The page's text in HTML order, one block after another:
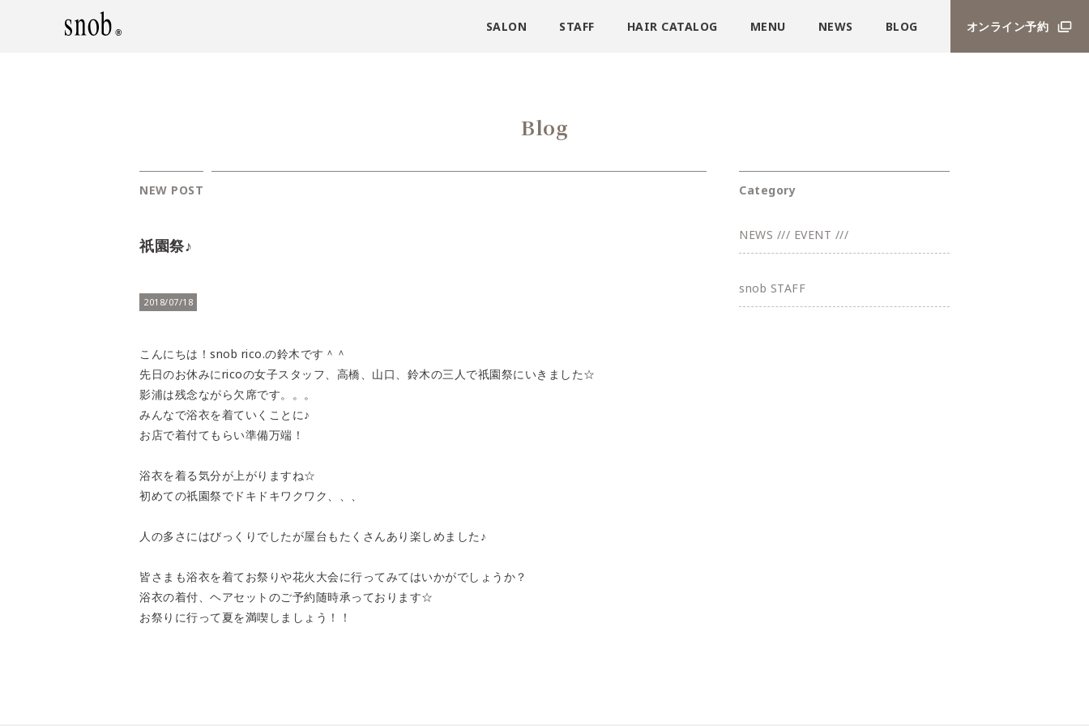
SALON STAFF HAIR CATALOG MENU NEWS BLOG オンライン予約
Blog
NEW POST
祇園祭♪
2018/07/18
こんにちは！snob rico.の鈴木です＾＾
先日のお休みにricoの女子スタッフ、高橋、山口、鈴木の三人で祇園祭にいきました☆
影浦は残念ながら欠席です。。。
みんなで浴衣を着ていくことに♪
お店で着付てもらい準備万端！
浴衣を着る気分が上がりますね☆
初めての祇園祭でドキドキワクワク、、、
人の多さにはびっくりでしたが屋台もたくさんあり楽しめました♪
皆さまも浴衣を着てお祭りや花火大会に行ってみてはいかがでしょうか？
浴衣の着付、ヘアセットのご予約随時承っております☆
お祭りに行って夏を満喫しましょう！！
Category
NEWS /// EVENT ///
snob STAFF